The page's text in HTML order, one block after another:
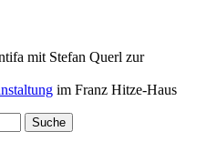
mit Stefan Querl zur
im Franz Hitze-Haus